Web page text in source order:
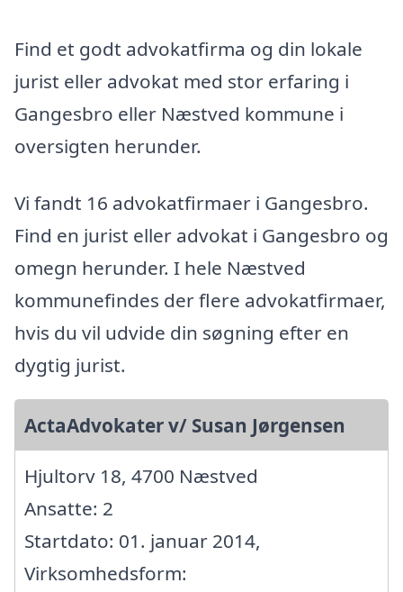
Find et godt advokatfirma og din lokale
jurist eller advokat med stor erfaring i
Gangesbro eller Næstved kommune i
oversigten herunder.
Vi fandt 16 advokatfirmaer i Gangesbro.
Find en jurist eller advokat i Gangesbro og
omegn herunder. I hele Næstved
kommunefindes der flere advokatfirmaer,
hvis du vil udvide din søgning efter en
dygtig jurist.
ActaAdvokater v/ Susan Jørgensen
Hjultorv 18, 4700 Næstved
Ansatte: 2
Startdato: 01. januar 2014,
Virksomhedsform: